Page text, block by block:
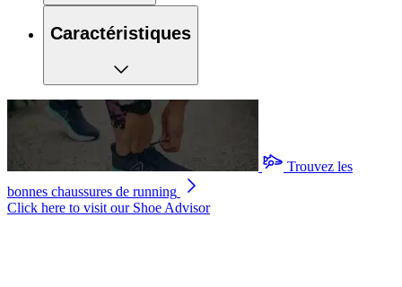
Caractéristiques
Trouvez les
bonnes chaussures de running
Click here to visit our Shoe Advisor